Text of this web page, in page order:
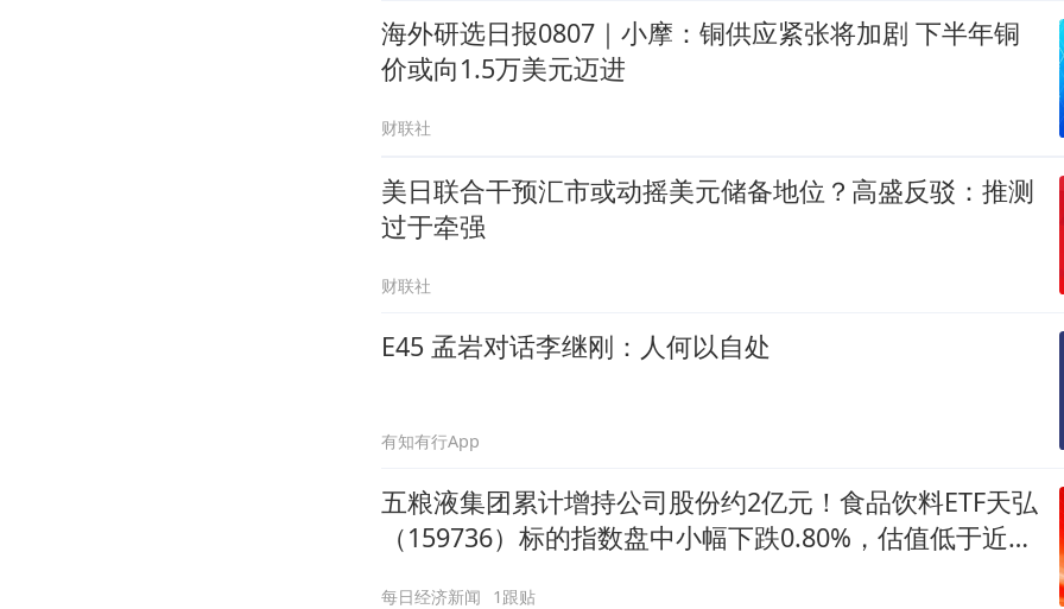
海外研选日报0807｜小摩：铜供应紧张将加剧 下半年铜
价或向1.5万美元迈进
财联社
美日联合干预汇市或动摇美元储备地位？高盛反驳：推测
过于牵强
财联社
E45 孟岩对话李继刚：人何以自处
有知有行App
五粮液集团累计增持公司股份约2亿元！食品饮料ETF天弘
（159736）标的指数盘中小幅下跌0.80%，估值低于近10
每日经济新闻 1跟贴